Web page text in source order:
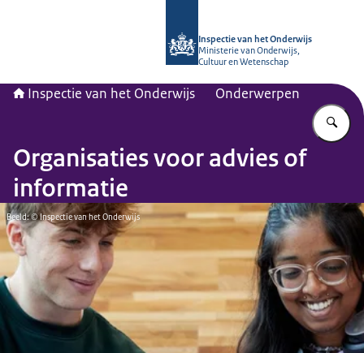
Inspectie van het Onderwijs
Ministerie van Onderwijs,
Cultuur en Wetenschap
Inspectie van het Onderwijs Onderwerpen
Organisaties voor advies of
informatie
Beeld: © Inspectie van het Onderwijs